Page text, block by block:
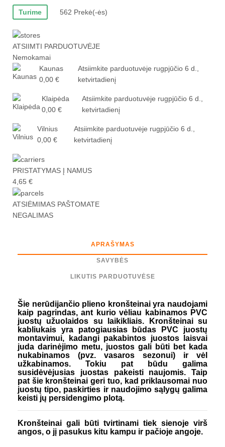
Turime 562 Prekė(-ės)
ATSIIMTI PARDUOTUVĖJE
Nemokamai
Kaunas
0,00 €
Atsiimkite parduotuvėje rugpjūčio 6 d.,
ketvirtadienį
Klaipėda
0,00 €
Atsiimkite parduotuvėje rugpjūčio 6 d.,
ketvirtadienį
Vilnius
0,00 €
Atsiimkite parduotuvėje rugpjūčio 6 d.,
ketvirtadienį
PRISTATYMAS Į NAMUS
4,65 €
ATSIĖMIMAS PAŠTOMATE
NEGALIMAS
APRAŠYMAS
SAVYBĖS
LIKUTIS PARDUOTUVĖSE
Šie nerūdijančio plieno kronšteinai yra naudojami
kaip pagrindas, ant kurio vėliau kabinamos PVC
juostų užuolaidos su laikikliais. Kronšteinai su
kabliukais yra patogiausias būdas PVC juostų
montavimui, kadangi pakabintos juostos laisvai
juda darinėjimo metu, juostos gali būti bet kada
nukabinamos (pvz. vasaros sezonui) ir vėl
užkabinamos. Tokiu pat būdu galima
susidėvėjusias juostas pakeisti naujomis. Taip
pat šie kronšteinai geri tuo, kad priklausomai nuo
juostų tipo, paskirties ir naudojimo sąlygų galima
keisti jų persidengimo plotą.
Kronšteinai gali būti tvirtinami tiek sienoje virš
angos, o jį pasukus kitu kampu ir pačioje angoje.